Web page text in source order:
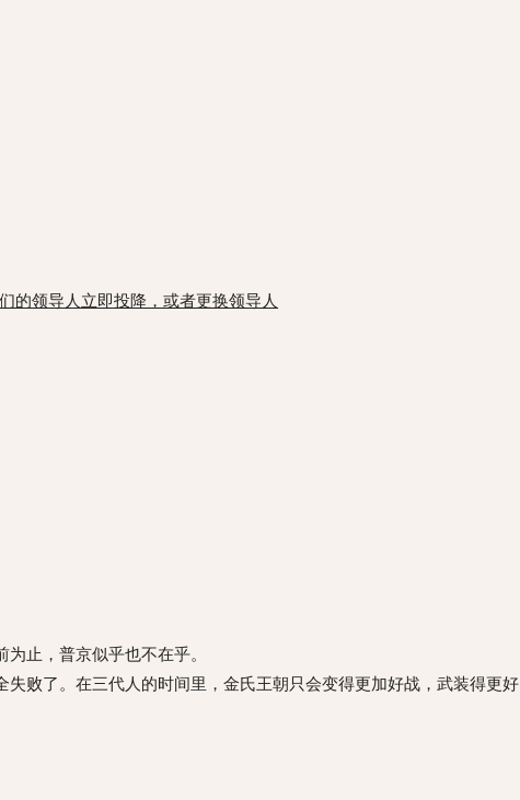
的领导人立即投降，或者更换领导人
止，普京似乎也不在乎。
败了。在三代人的时间里，金氏王朝只会变得更加好战，武装得更